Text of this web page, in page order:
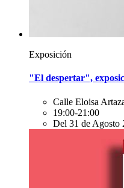
Exposición
"El despertar",
Calle Eloisa
19:00-21:00
Del 31 de Agosto